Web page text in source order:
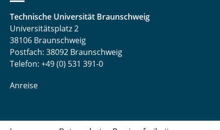
Technische Universität Braunschweig
Universitätsplatz 2
38106 Braunschweig
Postfach: 38092 Braunschweig
Telefon: +49 (0) 531 391-0
Anreise